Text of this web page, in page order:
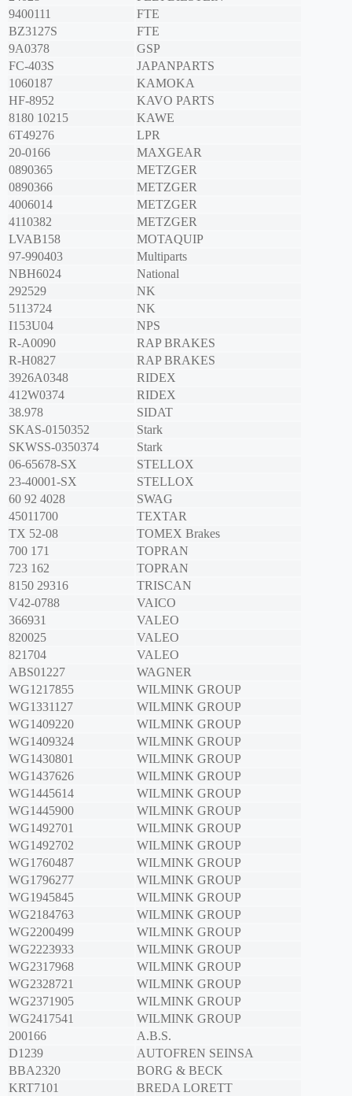
9400111
FTE
BZ3127S
FTE
9A0378
GSP
FC-403S
JAPANPARTS
1060187
KAMOKA
HF-8952
KAVO PARTS
8180 10215
KAWE
6T49276
LPR
20-0166
MAXGEAR
0890365
METZGER
0890366
METZGER
4006014
METZGER
4110382
METZGER
LVAB158
MOTAQUIP
97-990403
Multiparts
NBH6024
National
292529
NK
5113724
NK
I153U04
NPS
R-A0090
RAP BRAKES
R-H0827
RAP BRAKES
3926A0348
RIDEX
412W0374
RIDEX
38.978
SIDAT
SKAS-0150352
Stark
SKWSS-0350374
Stark
06-65678-SX
STELLOX
23-40001-SX
STELLOX
60 92 4028
SWAG
45011700
TEXTAR
TX 52-08
TOMEX Brakes
700 171
TOPRAN
723 162
TOPRAN
8150 29316
TRISCAN
V42-0788
VAICO
366931
VALEO
820025
VALEO
821704
VALEO
ABS01227
WAGNER
WG1217855
WILMINK GROUP
WG1331127
WILMINK GROUP
WG1409220
WILMINK GROUP
WG1409324
WILMINK GROUP
WG1430801
WILMINK GROUP
WG1437626
WILMINK GROUP
WG1445614
WILMINK GROUP
WG1445900
WILMINK GROUP
WG1492701
WILMINK GROUP
WG1492702
WILMINK GROUP
WG1760487
WILMINK GROUP
WG1796277
WILMINK GROUP
WG1945845
WILMINK GROUP
WG2184763
WILMINK GROUP
WG2200499
WILMINK GROUP
WG2223933
WILMINK GROUP
WG2317968
WILMINK GROUP
WG2328721
WILMINK GROUP
WG2371905
WILMINK GROUP
WG2417541
WILMINK GROUP
200166
A.B.S.
D1239
AUTOFREN SEINSA
BBA2320
BORG & BECK
KRT7101
BREDA LORETT